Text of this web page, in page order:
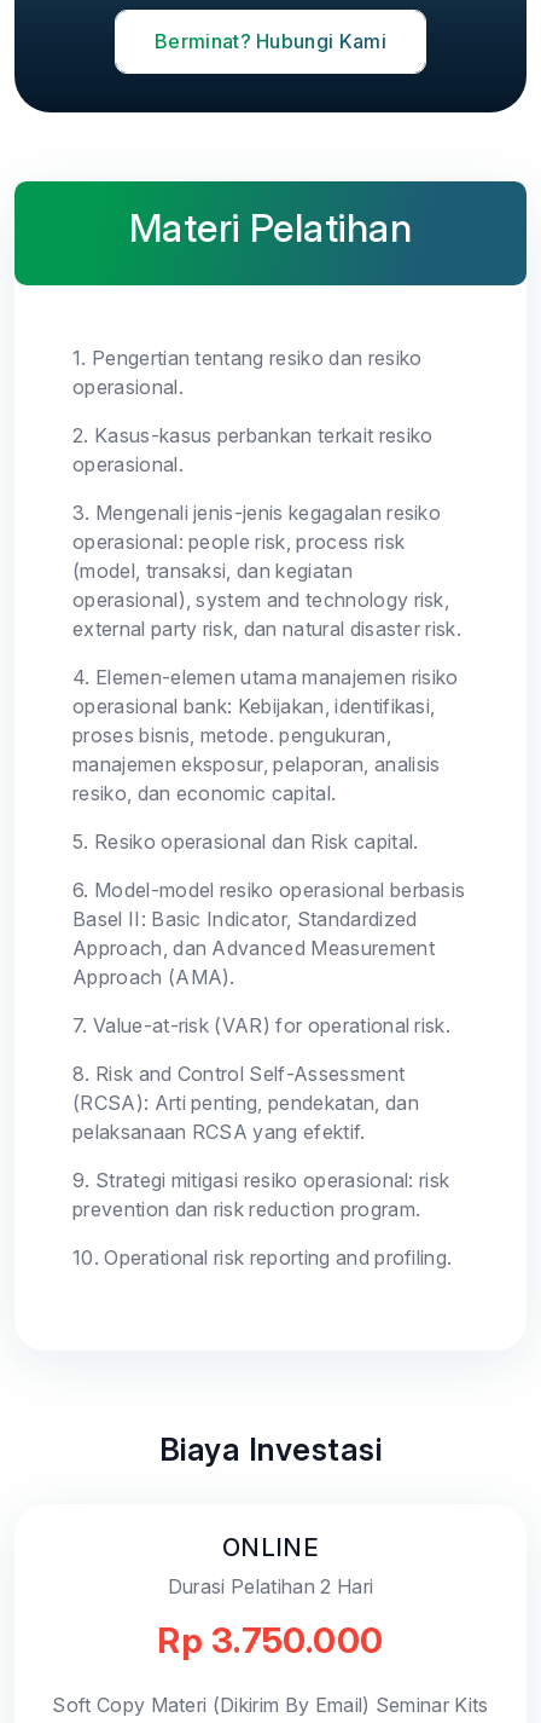
Berminat? Hubungi Kami
Materi Pelatihan
1. Pengertian tentang resiko dan resiko
operasional.
2. Kasus-kasus perbankan terkait resiko
operasional.
3. Mengenali jenis-jenis kegagalan resiko
operasional: people risk, process risk
(model, transaksi, dan kegiatan
operasional), system and technology risk,
external party risk, dan natural disaster risk.
4. Elemen-elemen utama manajemen risiko
operasional bank: Kebijakan, identifikasi,
proses bisnis, metode. pengukuran,
manajemen eksposur, pelaporan, analisis
resiko, dan economic capital.
5. Resiko operasional dan Risk capital.
6. Model-model resiko operasional berbasis
Basel II: Basic Indicator, Standardized
Approach, dan Advanced Measurement
Approach (AMA).
7. Value-at-risk (VAR) for operational risk.
8. Risk and Control Self-Assessment
(RCSA): Arti penting, pendekatan, dan
pelaksanaan RCSA yang efektif.
9. Strategi mitigasi resiko operasional: risk
prevention dan risk reduction program.
10.Operational risk reporting and profiling.
Biaya Investasi
ONLINE
Durasi Pelatihan 2 Hari
Rp 3.750.000
Soft Copy Materi (Dikirim By Email) Seminar Kits